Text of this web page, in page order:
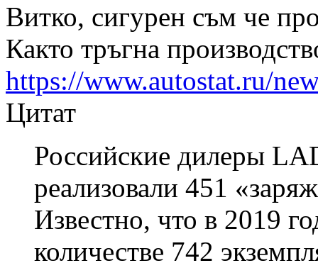
Витко, сигурен съм че
Както тръгна
https://www.autostat.ru/
Цитат
Российские дилеры
реализовали 451
Известно, что в 2019
количестве 742